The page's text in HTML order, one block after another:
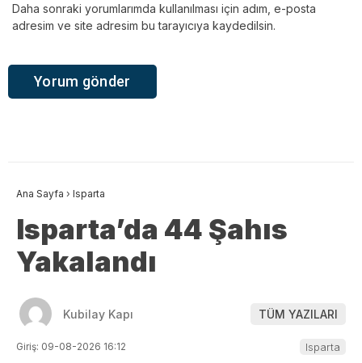
Daha sonraki yorumlarımda kullanılması için adım, e-posta
adresim ve site adresim bu tarayıcıya kaydedilsin.
Ana Sayfa › Isparta
Isparta’da 44 Şahıs
Yakalandı
Kubilay Kapı TÜM YAZILARI
Giriş: 09-08-2026 16:12 Isparta